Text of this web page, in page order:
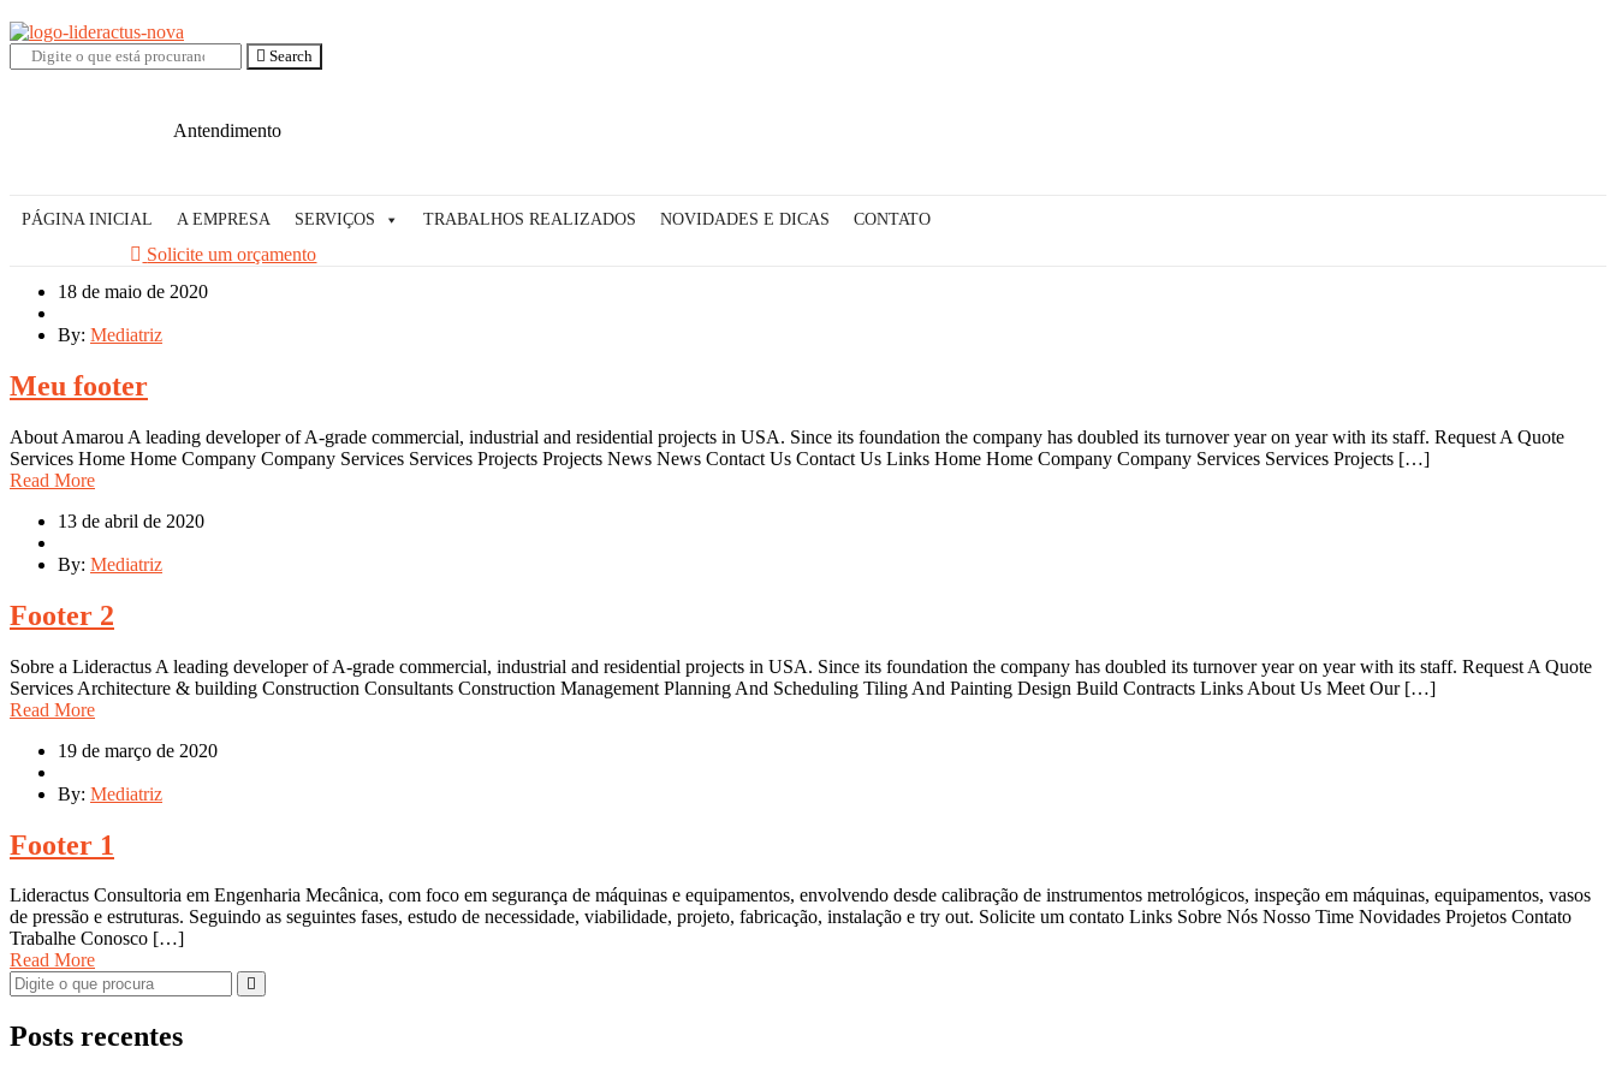
Search
Antendimento
PÁGINA INICIAL A EMPRESA SERVIÇOS TRABALHOS REALIZADOS NOVIDADES E DICAS CONTATO
Solicite um orçamento
18 de maio de 2020
By: Mediatriz
Meu footer
About Amarou A leading developer of A-grade commercial, industrial and residential projects in USA. Since its foundation the company has doubled its turnover year on year with its staff. Request A Quote
Services Home Home Company Company Services Services Projects Projects News News Contact Us Contact Us Links Home Home Company Company Services Services Projects […]
Read More
13 de abril de 2020
By: Mediatriz
Footer 2
Sobre a Lideractus A leading developer of A-grade commercial, industrial and residential projects in USA. Since its foundation the company has doubled its turnover year on year with its staff. Request A Quote
Services Architecture & building Construction Consultants Construction Management Planning And Scheduling Tiling And Painting Design Build Contracts Links About Us Meet Our […]
Read More
19 de março de 2020
By: Mediatriz
Footer 1
Lideractus Consultoria em Engenharia Mecânica, com foco em segurança de máquinas e equipamentos, envolvendo desde calibração de instrumentos metrológicos, inspeção em máquinas, equipamentos, vasos
de pressão e estruturas. Seguindo as seguintes fases, estudo de necessidade, viabilidade, projeto, fabricação, instalação e try out. Solicite um contato Links Sobre Nós Nosso Time Novidades Projetos Contato
Trabalhe Conosco […]
Read More
Posts recentes